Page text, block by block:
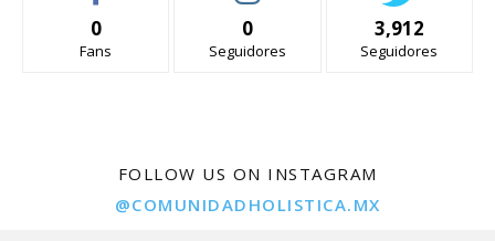
0
Fans
0
Seguidores
3,912
Seguidores
FOLLOW US ON INSTAGRAM
@COMUNIDADHOLISTICA.MX